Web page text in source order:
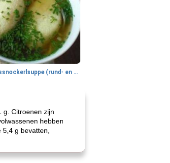
oma's griessnockerlsuppe (rund- en griesmeelknoedelsoep)
g. Citroenen zijn
hebben
g bevatten,